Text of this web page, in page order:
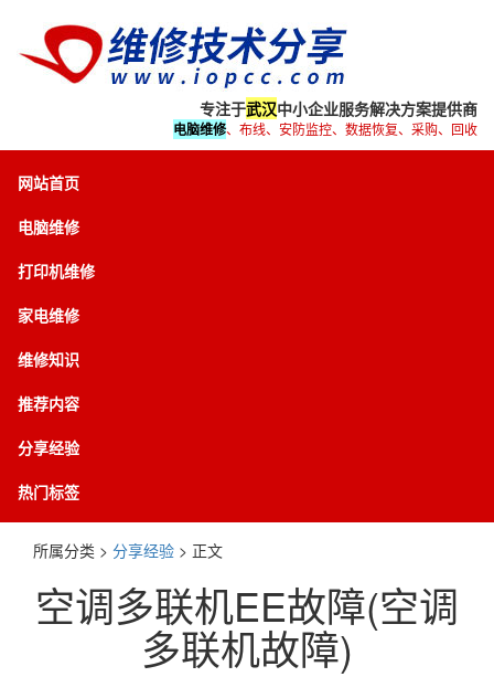
专注于武汉中小企业服务解决方案提供商
电脑维修、布线、安防监控、数据恢复、采购、回收
网站首页
电脑维修
打印机维修
家电维修
维修知识
推荐内容
分享经验
热门标签
所属分类 > 分享经验 > 正文
空调多联机EE故障(空调
多联机故障)